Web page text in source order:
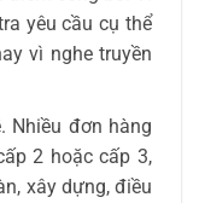
yêu cầu cụ thể
vì nghe truyền
Nhiều đơn hàng
2 hoặc cấp 3,
xây dựng, điều